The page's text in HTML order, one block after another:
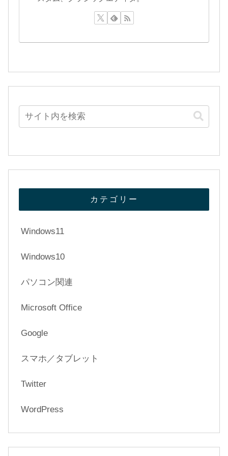
カテゴリー
Windows11
Windows10
パソコン関連
Microsoft Office
Google
スマホ／タブレット
Twitter
WordPress